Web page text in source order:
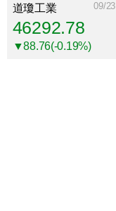
道瓊工業 09/23
46292.78
▼88.76(-0.19%)